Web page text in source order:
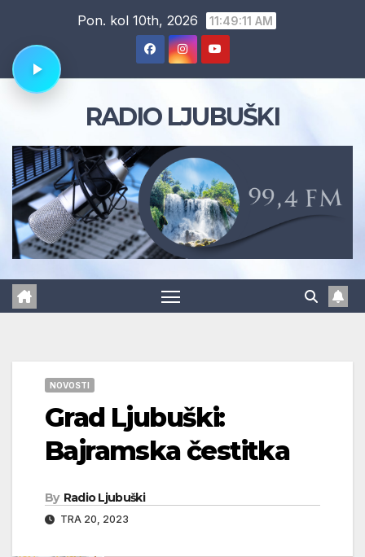
content
Pon. kol 10th, 2026 11:49:12 AM
RADIO LJUBUŠKI
NOVOSTI
Grad Ljubuški:
Bajramska čestitka
By Radio Ljubuški
TRA 20, 2023